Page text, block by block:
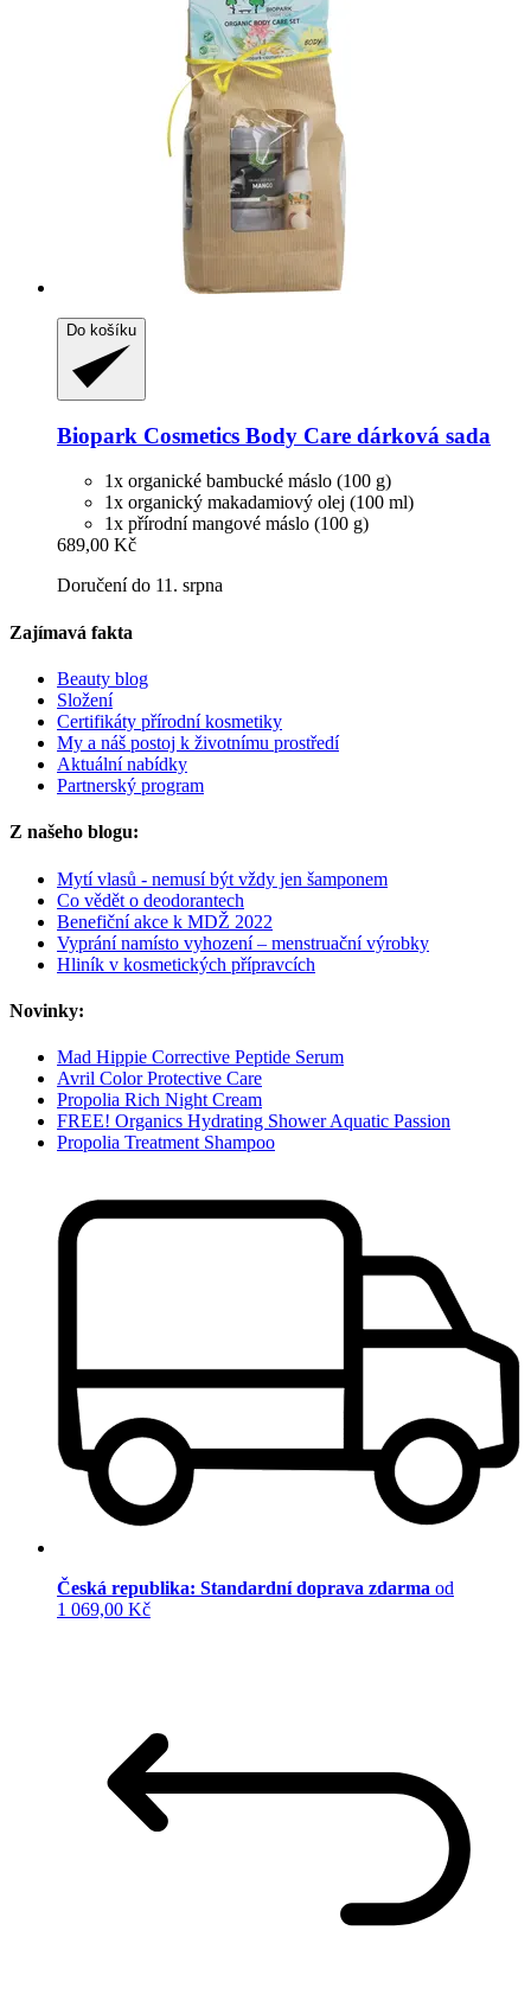
Do košíku
Biopark Cosmetics Body Care dárková sada
1x organické bambucké máslo (100 g)
1x organický makadamiový olej (100 ml)
1x přírodní mangové máslo (100 g)
689,00 Kč
Doručení do 11. srpna
Zajímavá fakta
Beauty blog
Složení
Certifikáty přírodní kosmetiky
My a náš postoj k životnímu prostředí
Aktuální nabídky
Partnerský program
Z našeho blogu:
Mytí vlasů - nemusí být vždy jen šamponem
Co vědět o deodorantech
Benefiční akce k MDŽ 2022
Vyprání namísto vyhození – menstruační výrobky
Hliník v kosmetických přípravcích
Novinky:
Mad Hippie Corrective Peptide Serum
Avril Color Protective Care
Propolia Rich Night Cream
FREE! Organics Hydrating Shower Aquatic Passion
Propolia Treatment Shampoo
Česká republika: Standardní doprava zdarma od
1 069,00 Kč